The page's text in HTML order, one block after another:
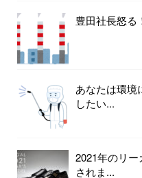
豊田社長怒る
あなたは環境
したい...
2021年のリ
されま...